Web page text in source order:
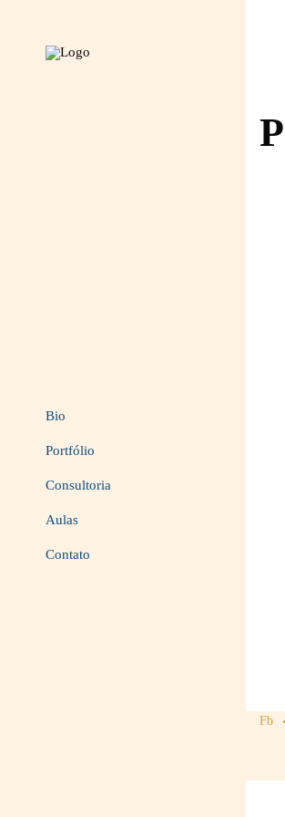
Bio
Portfólio
Consultoria
Aulas
Contato
Fb